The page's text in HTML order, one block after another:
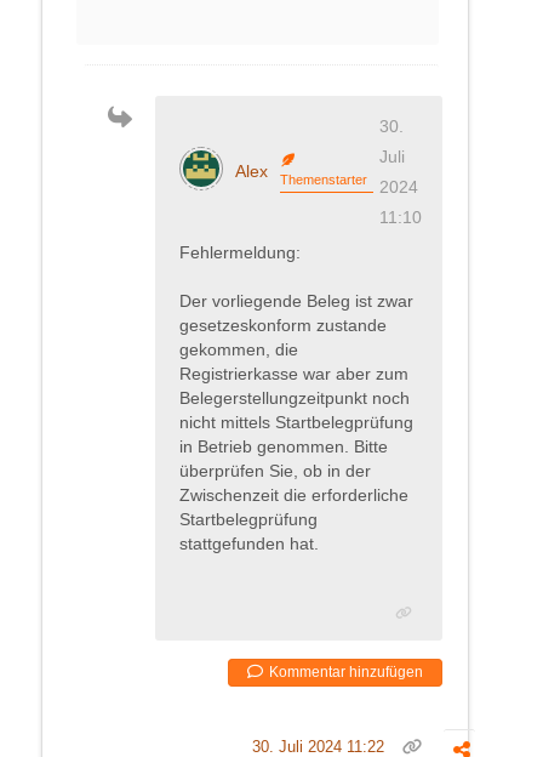
Alex Themenstarter
30.
Juli
2024
11:10
Fehlermeldung:
Der vorliegende Beleg ist zwar
gesetzeskonform zustande
gekommen, die
Registrierkasse war aber zum
Belegerstellungzeitpunkt noch
nicht mittels Startbelegprüfung
in Betrieb genommen. Bitte
überprüfen Sie, ob in der
Zwischenzeit die erforderliche
Startbelegprüfung
stattgefunden hat.
Kommentar hinzufügen
30. Juli 2024 11:22